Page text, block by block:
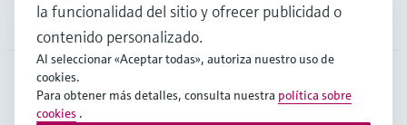
Compañía
la funcionalidad del sitio y ofrecer publicidad o
contenido personalizado.
Al seleccionar «Aceptar todas», autoriza nuestro uso de
cookies.
Para obtener más detalles, consulta nuestra política sobre
cookies .